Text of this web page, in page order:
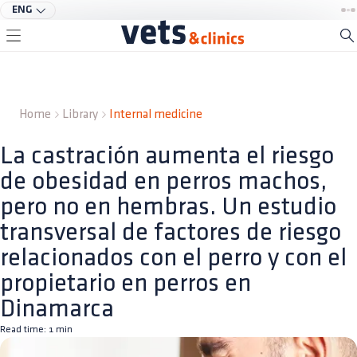
ENG
Home Library Internal medicine
La castración aumenta el riesgo
de obesidad en perros machos,
pero no en hembras. Un estudio
transversal de factores de riesgo
relacionados con el perro y con el
propietario en perros en
Dinamarca
Read time: 1 min